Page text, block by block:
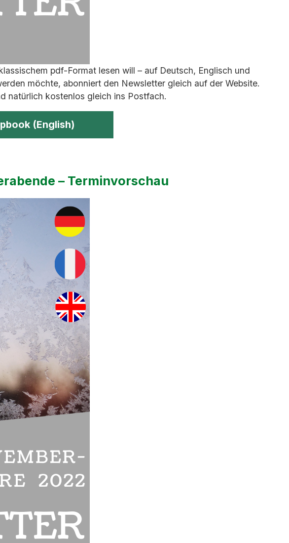
pdf-Format lesen will – auf Deutsch, Englisch und
möchte, abonniert den Newsletter gleich auf der Website.
natürlich kostenlos gleich ins Postfach.
(English)
– Terminvorschau